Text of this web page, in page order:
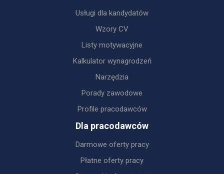
Usługi dla kandydatów
Wzory CV
Listy motywacyjne
Kalkulator wynagrodzeń
Narzędzia
Porady zawodowe
Profile pracodawców
Dla pracodawców
Darmowe oferty pracy
Płatne oferty pracy